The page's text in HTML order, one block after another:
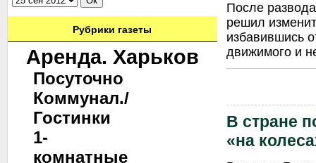
Рубрики газеты
Аренда. Харьков
Посуточно
Коммунал./
Гостинки
1-
комнатные
После
решил
избавившись
движимого и
В стране
«на